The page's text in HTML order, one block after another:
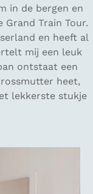
in de bergen en
Train Tour.
en heeft al
mij een leuk
ontstaat een
heet,
lekkerste stukje